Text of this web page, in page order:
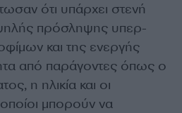
ότι υπάρχει στενή
πρόσληψης υπερ-
και της ενεργής
από παράγοντες όπως ο
η ηλικία και οι
μπορούν να